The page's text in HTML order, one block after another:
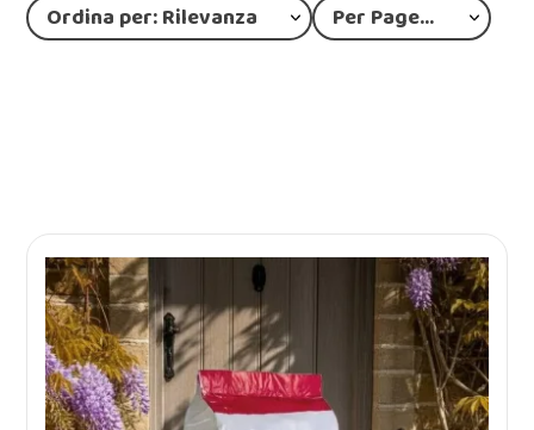
Ordina per: Rilevanza Per Page: 12